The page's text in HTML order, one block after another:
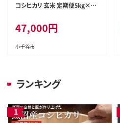
コシヒカリ 玄米 定期便5kg×3
07DB00】
47,000円
小千谷市
ランキング